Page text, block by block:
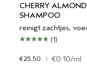
CHERRY
SHAMPOO
reinigt zachtjes,
(1)
€25.50 | €0.10/ml